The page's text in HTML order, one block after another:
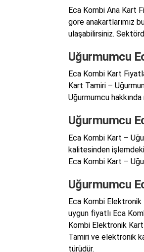
Eca Kombi Ana Kart
göre anakartlarımız
ulaşabilirsiniz.
Uğurmumcu
Eca Kombi Kart
Kart Tamiri –
Uğurmumcu
Uğurmumcu
Eca Kombi Kart –
kalitesinden
Eca Kombi Kart –
Uğurmumcu
Eca Kombi
uygun fiyatlı Eca
Kombi Elektronik
Tamiri ve elektronik
türüdür.